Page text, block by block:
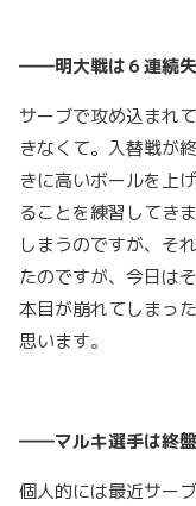
――明大戦は６連続失
サーブで攻め込まれ
きなくて。入替戦が
きに高いボールを上
ることを練習してき
しまうのですが、そ
たのですが、今日は
本目が崩れてしまっ
思います。
――マルキ選手は終盤
個人的には最近サー